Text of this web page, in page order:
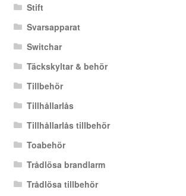
Stift
Svarsapparat
Switchar
Täckskyltar & behör
Tillbehör
Tillhållarlås
Tillhållarlås tillbehör
Toabehör
Trådlösa brandlarm
Trådlösa tillbehör